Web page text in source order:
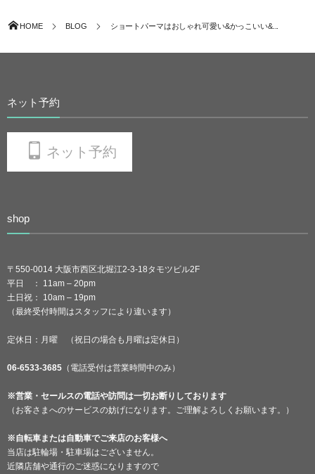
HOME BLOG ショートパーマはおしゃれ可愛い&かっこいい&...
ネット予約
ネット予約
shop
〒550-0014 大阪市西区北堀江2-3-18タモツビル2F
平日 ： 11am – 20pm
土日祝： 10am – 19pm
（最終受付時間はスタッフにより違います）
定休日：月曜 （祝日の場合も月曜は定休日）
06-6533-3685 （電話受付は営業時間中のみ）
※営業・セールスの電話や訪問は一切お断りしております
（お客さまへのサービスの妨げになります。ご理解よろしくお願います。）
※自転車または自動車でご来店のお客様へ
当店は駐輪場・駐車場はございません。
近隣店舗や通行のご迷惑になりますので